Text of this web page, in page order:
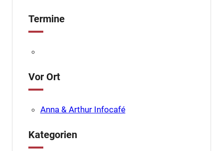
Termine
Vor Ort
Anna & Arthur Infocafé
Kategorien